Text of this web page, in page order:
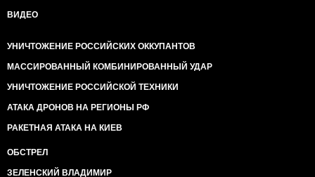
ВИДЕО
УНИЧТОЖЕНИЕ РОССИЙСКИХ ОККУПАНТОВ
МАССИРОВАННЫЙ КОМБИНИРОВАННЫЙ УДАР
УНИЧТОЖЕНИЕ РОССИЙСКОЙ ТЕХНИКИ
АТАКА ДРОНОВ НА РЕГИОНЫ РФ
РАКЕТНАЯ АТАКА НА КИЕВ
ОБСТРЕЛ
ЗЕЛЕНСКИЙ ВЛАДИМИР